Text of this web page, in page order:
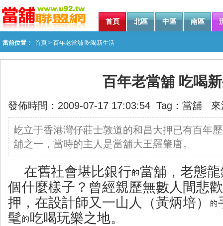
首頁 北區 中區 南區
當前位置： 首頁 > 百年老當舖 吃喝新生活
百年老當舖 吃喝
發佈時間：2009-07-17 17:03:54 Tag： 當舖 來
屹立于香港灣仔莊士敦道的和昌大押已有百年
舖之一，當時的主人是當舖大王羅肇唐。
在舊社會堪比銀行 當舖 ，老態
個什麼樣子？曾經親歷無數人間悲
押，在設計師又一山人（黃炳培）
髦
吃喝玩樂之地。